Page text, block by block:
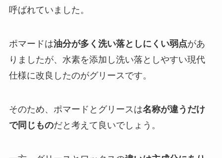
呼ばれていました。
ポマードは油分が多く洗い落としにくい弱点があ
りましたが、水素を添加し洗い落としやすい現代
仕様に改良したのがグリースです。
そのため、ポマードとグリースは名称が違うだけ
で同じものだと考えて良いでしょう。